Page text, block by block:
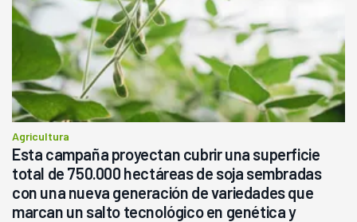
Agricultura
Esta campaña proyectan cubrir una superficie
total de 750.000 hectáreas de soja sembradas
con una nueva generación de variedades que
marcan un salto tecnológico en genética y